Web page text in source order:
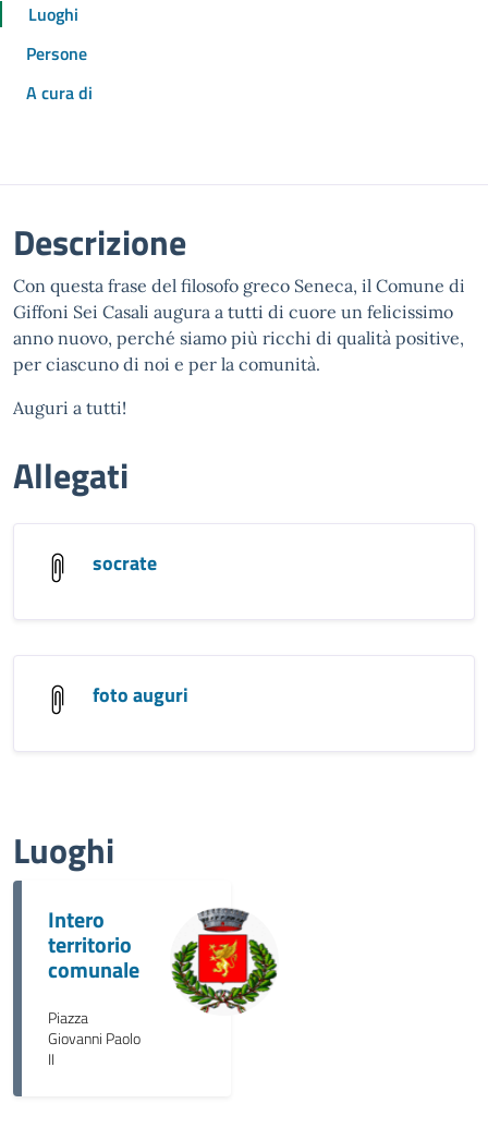
Luoghi
Persone
A cura di
Descrizione
Con questa frase del filosofo greco Seneca, il Comune di
Giffoni Sei Casali augura a tutti di cuore un felicissimo
anno nuovo, perché siamo più ricchi di qualità positive,
per ciascuno di noi e per la comunità.
Auguri a tutti!
Allegati
socrate
foto auguri
Luoghi
Intero
territorio
comunale
Piazza
Giovanni Paolo
II